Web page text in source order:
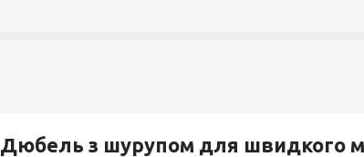
Дюбель з шурупом для швидкого